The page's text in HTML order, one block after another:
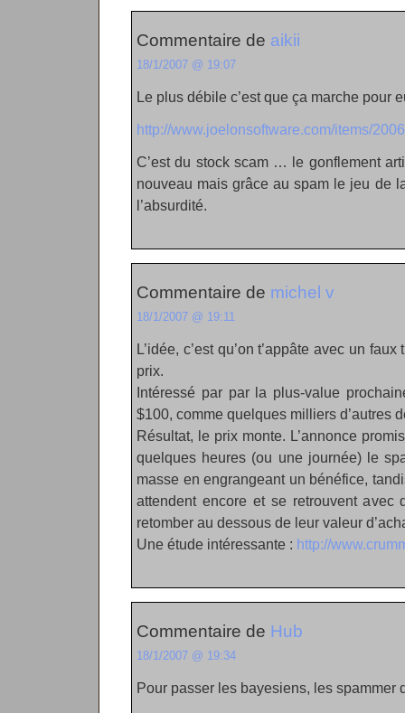
Commentaire de aikii
18/1/2007 @ 19:07
Le plus débile c’est que ça marche pour
http://www.joelonsoftware.com/items/
C’est du stock scam … le gonflement
nouveau mais grâce au spam le jeu de
l’absurdité.
Commentaire de michel v
18/1/2007 @ 19:11
L’idée, c’est qu’on t’appâte avec un
prix.
Intéressé par par la plus-value
$100, comme quelques milliers d’autres
Résultat, le prix monte. L’annonce
quelques heures (ou une journée) le
masse en engrangeant un bénéfice,
attendent encore et se retrouvent avec
retomber au dessous de leur valeur
Une étude intéressante : http://
Commentaire de Hub
18/1/2007 @ 19:34
Pour passer les bayesiens, les spammer